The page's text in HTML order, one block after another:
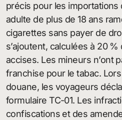
précis pour les importations
adulte de plus de 18 ans
cigarettes sans payer de
s’ajoutent, calculées à 20
accises. Les mineurs n’ont
franchise pour le tabac.
douane, les voyageurs
formulaire TC-01. Les
confiscations et des